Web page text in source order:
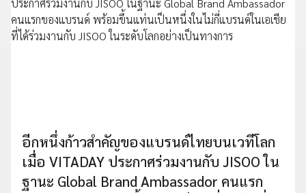
อีกหนึ่งก้าวสำคัญของแบรนด์ไทยบนเวทีโลก
เมื่อ VITADAY ประกาศร่วมงานกับ JISOO ใน
ฐานะ Global Brand Ambassador คนแรก